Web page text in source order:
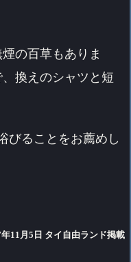
の百草もありま
換えのシャツと短
びることをお薦めし
11月5日 タイ自由ランド掲載